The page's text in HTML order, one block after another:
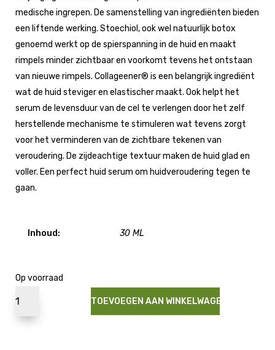
medische ingrepen. De samenstelling van ingrediënten bieden
een liftende werking. Stoechiol, ook wel natuurlijk botox
genoemd werkt op de spierspanning in de huid en maakt
rimpels minder zichtbaar en voorkomt tevens het ontstaan
van nieuwe rimpels. Collageener® is een belangrijk ingrediënt
wat de huid steviger en elastischer maakt. Ook helpt het
serum de levensduur van de cel te verlengen door het zelf
herstellende mechanisme te stimuleren wat tevens zorgt
voor het verminderen van de zichtbare tekenen van
veroudering. De zijdeachtige textuur maken de huid glad en
voller. Een perfect huid serum om huidveroudering tegen te
gaan.
Inhoud: 30 ML
Op voorraad
TOEVOEGEN AAN WINKELWAGEN